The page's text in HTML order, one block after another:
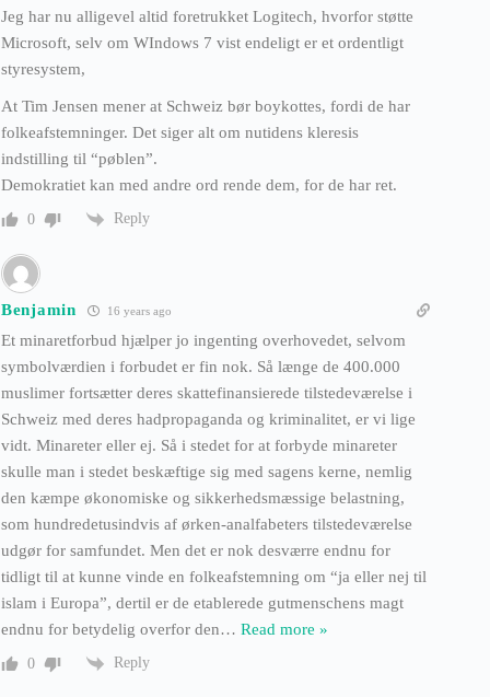
Jeg har nu alligevel altid foretrukket Logitech, hvorfor støtte
Microsoft, selv om WIndows 7 vist endeligt er et ordentligt
styresystem,
At Tim Jensen mener at Schweiz bør boykottes, fordi de har
folkeafstemninger. Det siger alt om nutidens kleresis
indstilling til “pøblen”.
Demokratiet kan med andre ord rende dem, for de har ret.
0 Reply
Benjamin 16 years ago
Et minaretforbud hjælper jo ingenting overhovedet, selvom
symbolværdien i forbudet er fin nok. Så længe de 400.000
muslimer fortsætter deres skattefinansierede tilstedeværelse i
Schweiz med deres hadpropaganda og kriminalitet, er vi lige
vidt. Minareter eller ej. Så i stedet for at forbyde minareter
skulle man i stedet beskæftige sig med sagens kerne, nemlig
den kæmpe økonomiske og sikkerhedsmæssige belastning,
som hundredetusindvis af ørken-analfabeters tilstedeværelse
udgør for samfundet. Men det er nok desværre endnu for
tidligt til at kunne vinde en folkeafstemning om “ja eller nej til
islam i Europa”, dertil er de etablerede gutmenschens magt
endnu for betydelig overfor den… Read more »
0 Reply